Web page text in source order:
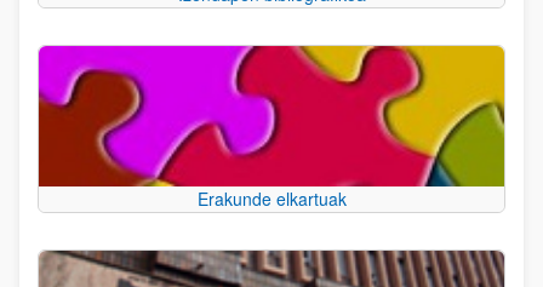
Erakunde elkartuak